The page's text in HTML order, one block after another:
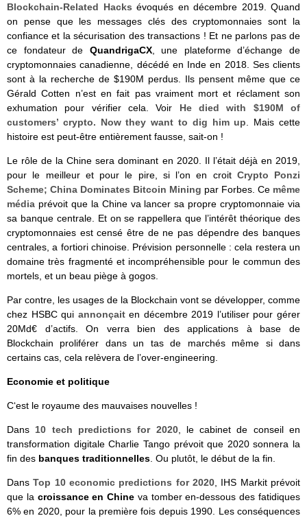
Blockchain-Related Hacks évoqués en décembre 2019. Quand
on pense que les messages clés des cryptomonnaies sont la
confiance et la sécurisation des transactions ! Et ne parlons pas de
ce fondateur de QuandrigaCX, une plateforme d’échange de
cryptomonnaies canadienne, décédé en Inde en 2018. Ses clients
sont à la recherche de $190M perdus. Ils pensent même que ce
Gérald Cotten n’est en fait pas vraiment mort et réclament son
exhumation pour vérifier cela. Voir He died with $190M of
customers’ crypto. Now they want to dig him up . Mais cette
histoire est peut-être entièrement fausse, sait-on !
Le rôle de la Chine sera dominant en 2020. Il l’était déjà en 2019,
pour le meilleur et pour le pire, si l’on en croit Crypto Ponzi
Scheme; China Dominates Bitcoin Mining par Forbes. Ce même
média prévoit que la Chine va lancer sa propre cryptomonnaie via
sa banque centrale. Et on se rappellera que l’intérêt théorique des
cryptomonnaies est censé être de ne pas dépendre des banques
centrales, a fortiori chinoise. Prévision personnelle : cela restera un
domaine très fragmenté et incompréhensible pour le commun des
mortels, et un beau piège à gogos.
Par contre, les usages de la Blockchain vont se développer, comme
chez HSBC qui annonçaiten décembre 2019 l’utiliser pour gérer
20Md€ d’actifs. On verra bien des applications à base de
Blockchain proliférer dans un tas de marchés même si dans
certains cas, cela relèvera de l’over-engineering.
Economie et politique
C‘est le royaume des mauvaises nouvelles !
Dans 10 tech predictions for 2020, le cabinet de conseil en
transformation digitale Charlie Tango prévoit que 2020 sonnera la
fin des banques traditionnelles . Ou plutôt, le début de la fin.
DansTop 10 economic predictions for 2020, IHS Markit prévoit
que la croissance en Chine va tomber en-dessous des fatidiques
6% en 2020, pour la première fois depuis 1990. Les conséquences